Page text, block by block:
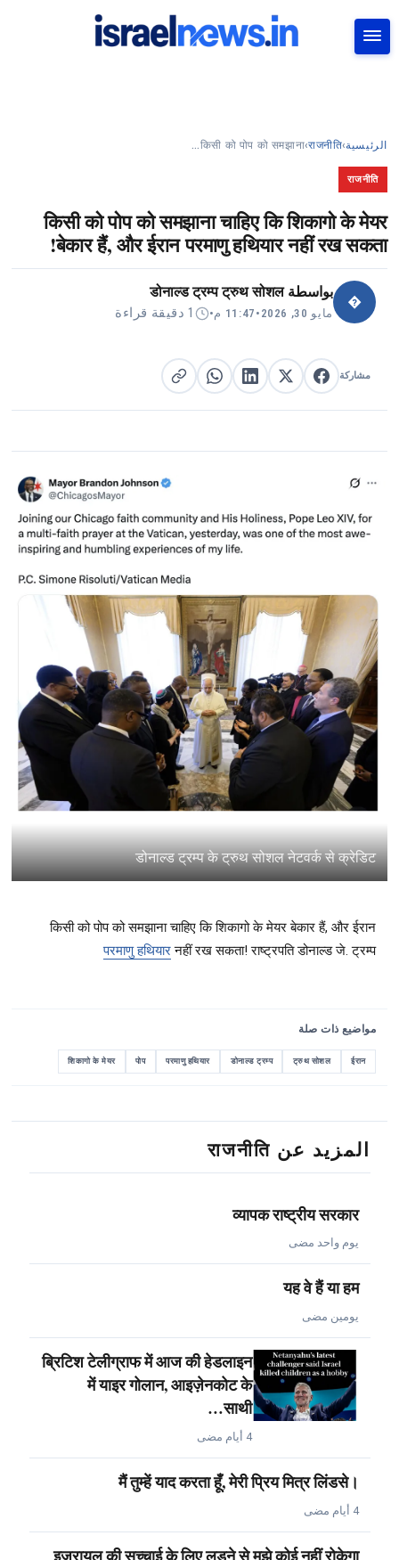
الرئيسية›
राजनीति
›
किसी को पोप को समझाना…
राजनीति
किसी को पोप को समझाना चाहिए कि शिकागो के मेयर
बेकार हैं, और ईरान परमाणु हथियार नहीं रख सकता!
�
بواسطةडोनाल्ड ट्रम्प ट्रुथ सोशल
مايو 30, 2026 • 11:47 م • 1 دقيقة قراءة
مشاركة مشاركة على فيسبوك
مشاركة على Xمشاركة على لينكد إن
مشاركة على واتساب
نسخ الرابط
डोनाल्ड ट्रम्प के ट्रुथ सोशल नेटवर्क से क्रेडिट
किसी को पोप को समझाना चाहिए कि शिकागो के मेयर बेकार हैं, और ईरान
परमाणु हथियारनहीं रख सकता! राष्ट्रपति डोनाल्ड जे. ट्रम्प
مواضيع ذات صلة
ईरान
ट्रुथ सोशल
डोनाल्ड ट्रम्प
परमाणु हथियार
पोप
शिकागो के मेयर
المزيد عن राजनीति
व्यापक राष्ट्रीय सरकार
يوم واحد مضى
यह वे हैं या हम
يومين مضى
ब्रिटिश टेलीग्राफ में आज की हेडलाइन
में याइर गोलान, आइज़ेनकोट के
साथी…
4 أيام مضى
मैं तुम्हें याद करता हूँ, मेरी प्रिय मित्र लिंडसे।
4 أيام مضى
इज़रायल की सच्चाई के लिए लड़ने से मुझे कोई नहीं रोकेगा